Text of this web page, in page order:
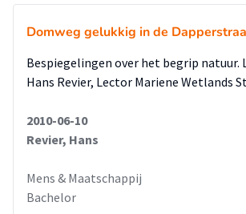
Domweg gelukkig in de
Bespiegelingen over het begrip natuur.
Hans Revier, Lector Mariene Wetlands
2010-06-10
Revier, Hans
Mens & Maatschappij
Bachelor